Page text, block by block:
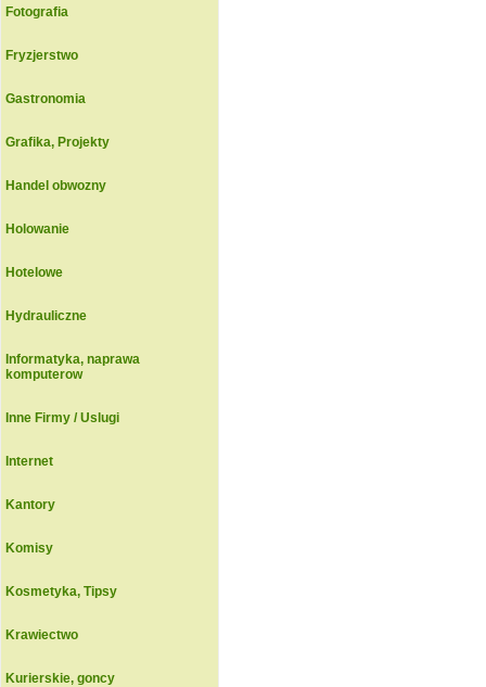
Fotografia
Fryzjerstwo
Gastronomia
Grafika, Projekty
Handel obwozny
Holowanie
Hotelowe
Hydrauliczne
Informatyka, naprawa
komputerow
Inne Firmy / Uslugi
Internet
Kantory
Komisy
Kosmetyka, Tipsy
Krawiectwo
Kurierskie, goncy